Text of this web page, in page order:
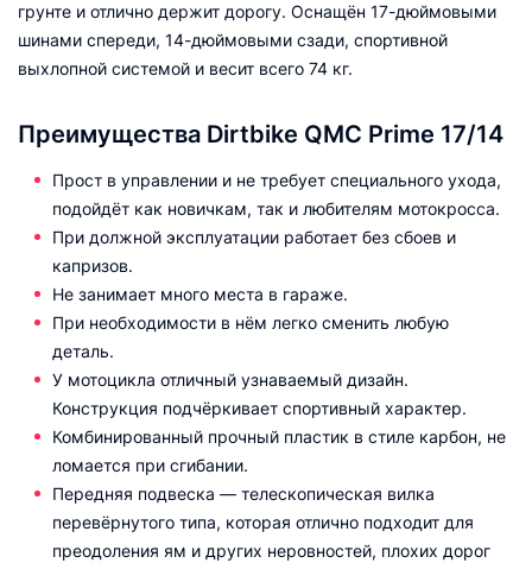
грунте и отлично держит дорогу. Оснащён 17-дюймовыми
шинами спереди, 14-дюймовыми сзади, спортивной
выхлопной системой и весит всего 74 кг.
Преимущества Dirtbike QMC Prime 17/14
Прост в управлении и не требует специального ухода,
подойдёт как новичкам, так и любителям мотокросса.
При должной эксплуатации работает без сбоев и
капризов.
Не занимает много места в гараже.
При необходимости в нём легко сменить любую
деталь.
У мотоцикла отличный узнаваемый дизайн.
Конструкция подчёркивает спортивный характер.
Комбинированный прочный пластик в стиле карбон, не
ломается при сгибании.
Передняя подвеска — телескопическая вилка
перевёрнутого типа, которая отлично подходит для
преодоления ям и других неровностей, плохих дорог